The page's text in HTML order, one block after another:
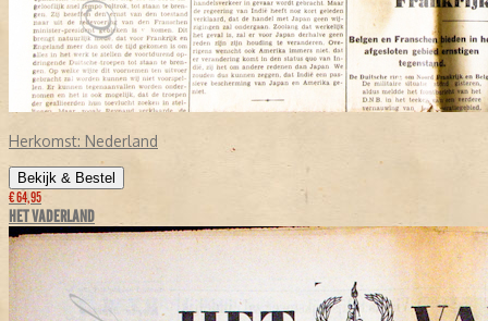
Herkomst: Nederland
Bekijk & Bestel
€ 64,95
HET VADERLAND